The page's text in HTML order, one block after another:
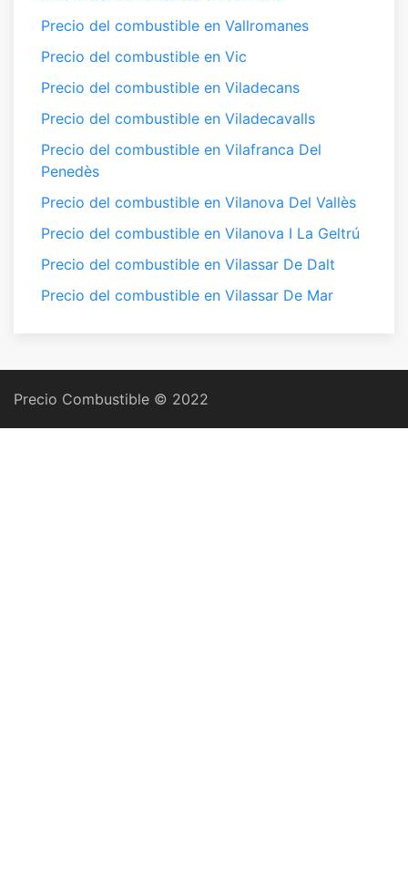
Precio del combustible en Vallromanes
Precio del combustible en Vic
Precio del combustible en Viladecans
Precio del combustible en Viladecavalls
Precio del combustible en Vilafranca Del
Penedès
Precio del combustible en Vilanova Del Vallès
Precio del combustible en Vilanova I La Geltrú
Precio del combustible en Vilassar De Dalt
Precio del combustible en Vilassar De Mar
Precio Combustible © 2022